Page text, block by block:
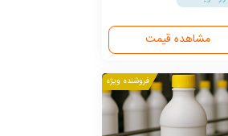
مشاهده قیمت
فروشنده ویژه